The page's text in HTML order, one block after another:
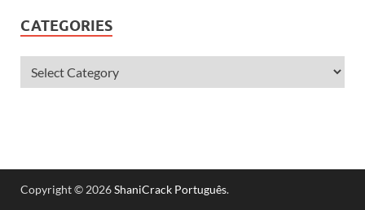
CATEGORIES
Copyright © 2026ShaniCrack Português.